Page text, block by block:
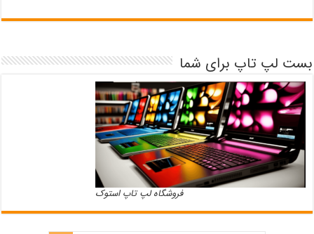
بست لپ تاپ برای شما
فروشگاه لپ تاپ استوک